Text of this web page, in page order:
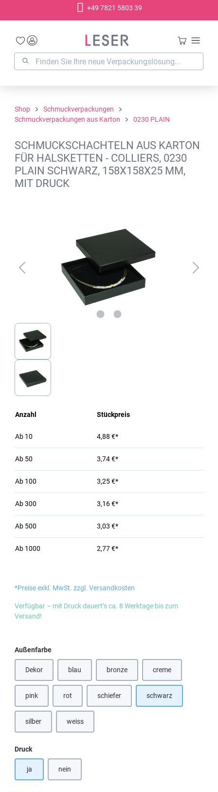
+49 7821 5803 39
Shop
Schmuckverpackungen
Schmuckverpackungen aus Karton
0230 PLAIN
SCHMUCKSCHACHTELN AUS KARTON
FÜR HALSKETTEN - COLLIERS, 0230
PLAIN SCHWARZ, 158X158X25 MM,
MIT DRUCK
Anzahl Stückpreis
Ab 10 4,88 €*
Ab 50 3,74 €*
Ab 100 3,25 €*
Ab300 3,16 €*
Ab 500 3,03 €*
Ab 1000 2,77 €*
*Preise exkl. MwSt. zzgl. Versandkosten
Verfügbar – mit Druck dauert’s ca. 8 Werktage bis zum
Versand!
Außenfarbeauswählen
Dekor blau(Diese Option ist zurzeit nicht verfügbar.)
bronze(Diese Option ist zurzeit nicht
creme(Diese Option ist
pink(Diese Option ist zurzeit nicht verfügbar.)
rot schiefer schwarz
silber weiss(Diese Option ist zurzeit nicht verfügbar.)
Druckauswählen
ja nein